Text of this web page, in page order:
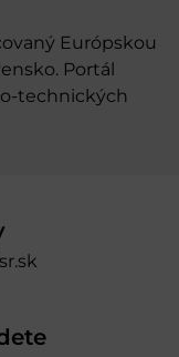
Európskou
Portál
technických